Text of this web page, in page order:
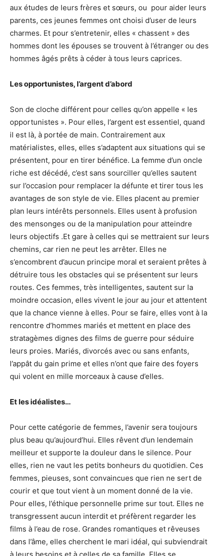
aux études de leurs frères et sœurs, ou pour aider leurs
parents, ces jeunes femmes ont choisi d’user de leurs
charmes. Et pour s’entretenir, elles « chassent » des
hommes dont les épouses se trouvent à l’étranger ou des
hommes âgés prêts à céder à tous leurs caprices.
Les opportunistes, l’argent d’abord
Son de cloche différent pour celles qu’on appelle « les
opportunistes ». Pour elles, l’argent est essentiel, quand
il est là, à portée de main. Contrairement aux
matérialistes, elles, elles s’adaptent aux situations qui se
présentent, pour en tirer bénéfice. La femme d’un oncle
riche est décédé, c’est sans sourciller qu’elles sautent
sur l’occasion pour remplacer la défunte et tirer tous les
avantages de son style de vie. Elles placent au premier
plan leurs intérêts personnels. Elles usent à profusion
des mensonges ou de la manipulation pour atteindre
leurs objectifs .Et gare à celles qui se mettraient sur leurs
chemins, car rien ne peut les arrêter. Elles ne
s’encombrent d’aucun principe moral et seraient prêtes à
détruire tous les obstacles qui se présentent sur leurs
routes. Ces femmes, très intelligentes, sautent sur la
moindre occasion, elles vivent le jour au jour et attentent
que la chance vienne à elles. Pour se faire, elles vont à la
rencontre d’hommes mariés et mettent en place des
stratagèmes dignes des films de guerre pour séduire
leurs proies. Mariés, divorcés avec ou sans enfants,
l’appât du gain prime et elles n’ont que faire des foyers
qui volent en mille morceaux à cause d’elles.
Et les idéalistes…
Pour cette catégorie de femmes, l’avenir sera toujours
plus beau qu’aujourd’hui. Elles rêvent d’un lendemain
meilleur et supporte la douleur dans le silence. Pour
elles, rien ne vaut les petits bonheurs du quotidien. Ces
femmes, pieuses, sont convaincues que rien ne sert de
courir et que tout vient à un moment donné de la vie.
Pour elles, l’éthique personnelle prime sur tout. Elles ne
transgressent aucun interdit et préfèrent regarder les
films à l’eau de rose. Grandes romantiques et rêveuses
dans l’âme, elles cherchent le mari idéal, qui subviendrait
à leurs besoins et à celles de sa famille. Elles se